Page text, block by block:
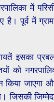
में
है। पूर्व में
इसका
को
जाएगा
जिसकी